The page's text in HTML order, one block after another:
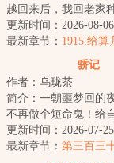
越回来后，我回老家
卖菜了！修成金丹渡
檀回到现代，发...
更新时间：2026-08-
最新章节： 1915.给算
骄记
作者：乌珑茶
简介：一朝噩梦回的
不再做个短命鬼！给
条规矩：一，强身健
九岁前不谈婚不...
更新时间：2026-07-
最新章节： 第三百三